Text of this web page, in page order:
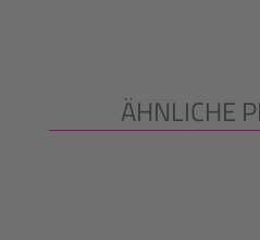
Produktgalerie überspringen
ÄHNLICHE